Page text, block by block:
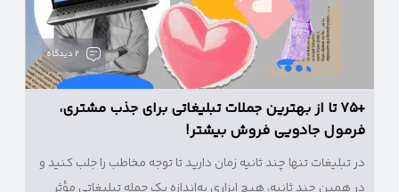
2 دیدگاه
+۷۵ تا از بهترین جملات تبلیغاتی برای جذب مشتری،
فرمول جادویی فروش بیشتر!
در تبلیغات تنها چند ثانیه زمان دارید تا توجه مخاطب را جلب کنید و